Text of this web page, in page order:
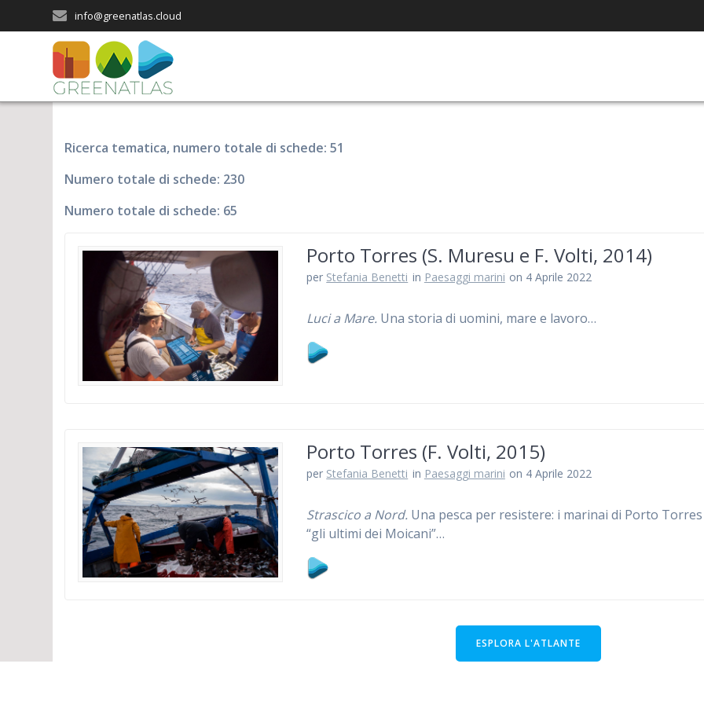
al
contenuto
info@greenatlas.cloud
Ricerca tematica, numero totale di schede: 51
Numero totale di schede: 230
Numero totale di schede: 65
Porto Torres (S. Muresu e F. Volti, 2014)
per Stefania Benetti in Paesaggi marini on 4 Aprile 2022
Luci a Mare. Una storia di uomini, mare e lavoro…
Porto Torres (F. Volti, 2015)
per Stefania Benetti in Paesaggi marini on 4 Aprile 2022
Strascico a Nord. Una pesca per resistere: i marinai di Porto
“gli ultimi dei Moicani”…
ESPLORA L'ATLANTE